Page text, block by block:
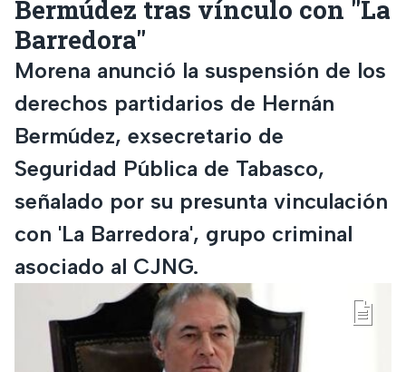
Bermúdez tras vínculo con "La
Barredora"
Morena anunció la suspensión de los
derechos partidarios de Hernán
Bermúdez, exsecretario de
Seguridad Pública de Tabasco,
señalado por su presunta vinculación
con 'La Barredora', grupo criminal
asociado al CJNG.